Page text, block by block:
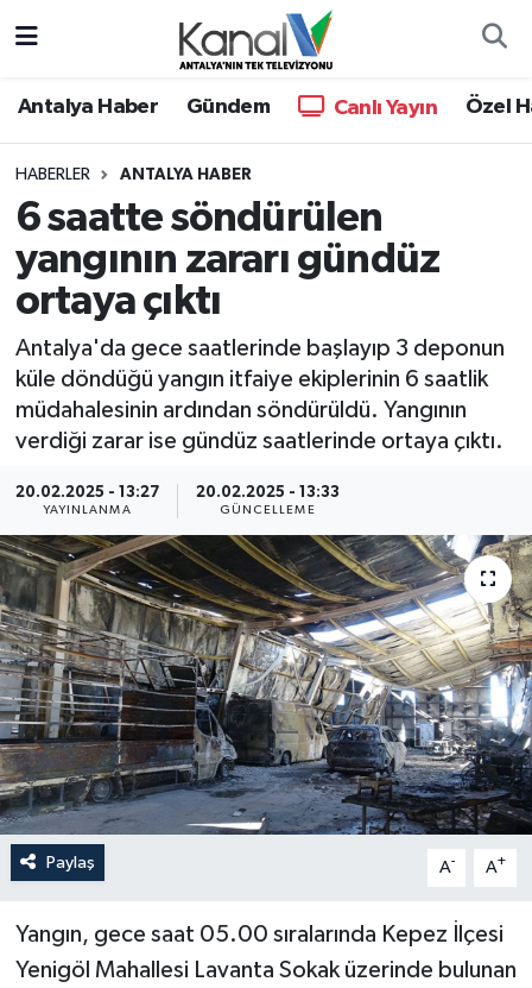
Antalya Haber Gündem Canlı Yayın Özel
HABERLER ANTALYA HABER
6 saatte söndürülen
yangının zararı gündüz
ortaya çıktı
Antalya'da gece saatlerinde başlayıp 3 deponun
küle döndüğü yangın itfaiye ekiplerinin 6 saatlik
müdahalesinin ardından söndürüldü. Yangının
verdiği zarar ise gündüz saatlerinde ortaya çıktı.
20.02.2025 - 13:27
YAYINLANMA
20.02.2025 - 13:33
GÜNCELLEME
Paylaş A- A+
Yangın, gece saat 05.00 sıralarında Kepez İlçesi
Yenigöl Mahallesi Lavanta Sokak üzerinde bulunan
Antalya Haber
Dünya
Eğitim
Gündem
Günün Manşetleri
Haber Kuşakları
Haberler
KANALV Spor
Kültür Sanat
Magazin
Öğle Bülteni
Sağlık
Siyaset
Hava Durumu
Trafik Durumu
Süper Lig Puan Durumu ve Fikstür
Son Dakika Haberleri
Haber Arşivi